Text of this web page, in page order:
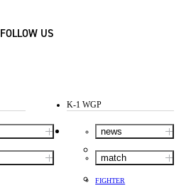
FOLLOW US
K-1 WGP
news
match
FIGHTER